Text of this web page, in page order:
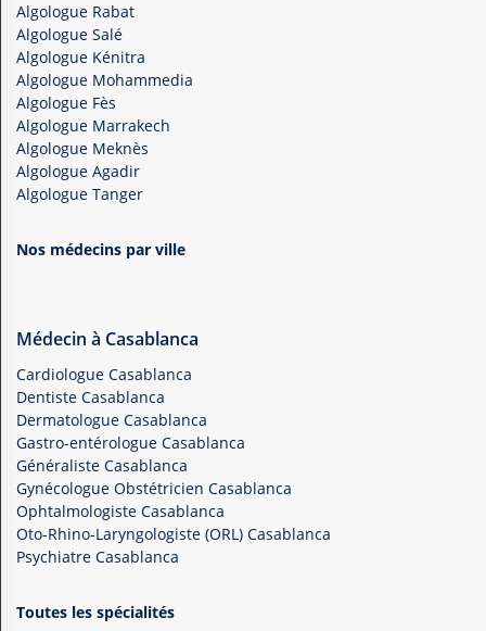
Algologue Rabat
Algologue Salé
Algologue Kénitra
Algologue Mohammedia
Algologue Fès
Algologue Marrakech
Algologue Meknès
Algologue Agadir
Algologue Tanger
Nos médecins par ville
Médecin à Casablanca
Cardiologue Casablanca
Dentiste Casablanca
Dermatologue Casablanca
Gastro-entérologue Casablanca
Généraliste Casablanca
Gynécologue Obstétricien Casablanca
Ophtalmologiste Casablanca
Oto-Rhino-Laryngologiste (ORL) Casablanca
Psychiatre Casablanca
Toutes les spécialités